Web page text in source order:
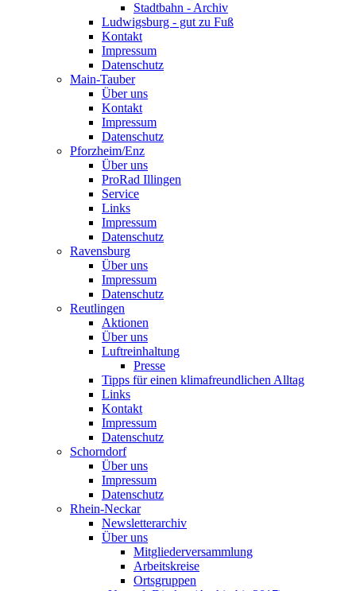
Stadtbahn - Archiv
Ludwigsburg - gut zu Fuß
Kontakt
Impressum
Datenschutz
Main-Tauber
Über uns
Kontakt
Impressum
Datenschutz
Pforzheim/Enz
Über uns
ProRad Illingen
Service
Links
Impressum
Datenschutz
Ravensburg
Über uns
Impressum
Datenschutz
Reutlingen
Aktionen
Über uns
Luftreinhaltung
Presse
Tipps für einen klimafreundlichen Alltag
Links
Kontakt
Impressum
Datenschutz
Schorndorf
Über uns
Impressum
Datenschutz
Rhein-Neckar
Newsletterarchiv
Über uns
Mitgliederversammlung
Arbeitskreise
Ortsgruppen